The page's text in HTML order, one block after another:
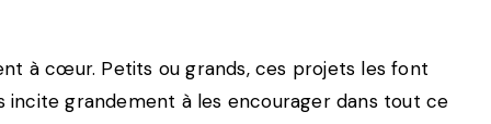
à cœur. Petits ou grands, ces projets les font
grandement à les encourager dans tout ce